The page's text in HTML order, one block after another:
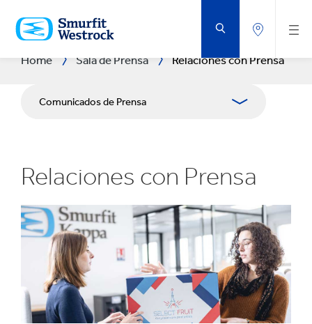
AL
CONTENIDO
PRINCIPAL
Home Sala de Prensa Relaciones con Prensa
Comunicados de Prensa
Relaciones con Prensa
Blog
Relaciones con Prensa